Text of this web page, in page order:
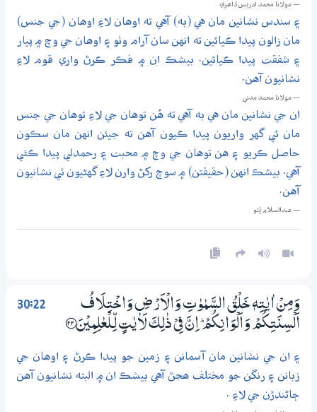
— مولانا محمد ادريس ڏاھري
۽ سندس نشانين مان هي (به) آهي ته اوهان لاءِ اوهان (جي جنس)
مان زالون پيدا ڪيائين ته انهن سان آرام وٺو ۽ اوهان جي وچ ۾ پيار
۽ شفقت پيدا ڪيائين. بيشڪ ان ۾ فڪر ڪرڻ واري قوم لاءِ
نشانيون آهن.
— مولانا محمد مدني
ان جي نشانين مان هي به آهي ته هُن توهان جي لاءِ توهان جي جنس
مان ئي گهر واريون پيدا ڪيون آهن ته جيئن انهن مان سڪون
حاصل ڪريو ۽ هن توهان جي وچ ۾ محبت ۽ رحمدلي پيدا ڪئي
آهي. بيشڪ انهن (حقيقتن) ۾ سوچ رکڻ وارن لاءِ گهڻيون ئي نشانيون
آهن.
— عبدالسلام ڀُٽو
30:22
وَمِنْ اٰيٰتِهٖ خَلْقُ السَّمٰوٰتِ وَالْاَرْضِ وَاخْتِلَافُ
اَلْسِنَتِكُمْ وَاَلْوَانِكُمْ ۭ اِنَّ فِيْ ذٰلِكَ لَاٰيٰتٍ لِّــلْعٰلِمِيْنَ ؀22
۽ ان جي نشانين مان آسمانن ۽ زمين جو پيدا ڪرڻ ۽ اوهان جي
زبانن ۽ رنگن جو مختلف هجڻ آهي بيشڪ ان ۾ البته نشانيون آهن
ڄاڻندڙن جي لاءِ .